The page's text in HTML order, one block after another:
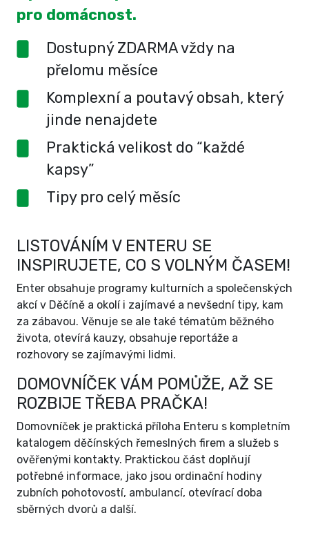
pro domácnost.
Dostupný ZDARMA vždy na
přelomu měsíce
Komplexní a poutavý obsah, který
jinde nenajdete
Praktická velikost do “každé
kapsy”
Tipy pro celý měsíc
LISTOVÁNÍM V ENTERU SE
INSPIRUJETE, CO S VOLNÝM ČASEM!
Enter obsahuje programy kulturních a společenských
akcí v Děčíně a okolí i zajímavé a nevšední tipy, kam
za zábavou. Věnuje se ale také tématům běžného
života, otevírá kauzy, obsahuje reportáže a
rozhovory se zajímavými lidmi.
DOMOVNÍČEK VÁM POMŮŽE, AŽ SE
ROZBIJE TŘEBA PRAČKA!
Domovníček je praktická příloha Enteru s kompletním
katalogem děčínských řemeslných firem a služeb s
ověřenými kontakty. Praktickou část doplňují
potřebné informace, jako jsou ordinační hodiny
zubních pohotovostí, ambulancí, otevírací doba
sběrných dvorů a další.